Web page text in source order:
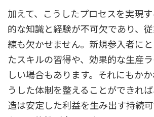
加えて、こうしたプロセスを実現
的な知識と経験が不可欠であり、
練も欠かせません。新規参入者に
たスキルの習得や、効果的な生産
しい場合もあります。それにもか
うした体制を整えることができれ
造は安定した利益を生み出す持続